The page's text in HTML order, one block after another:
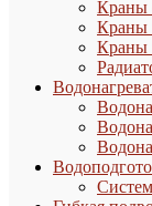
Краны
Краны
Краны